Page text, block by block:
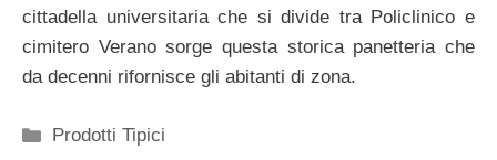
cittadella universitaria che si divide tra Policlinico e
cimitero Verano sorge questa storica panetteria che
da decenni rifornisce gli abitanti di zona.
Categorie
Prodotti Tipici